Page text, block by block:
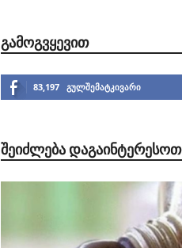
ᲒᲐᲛᲝᲒᲕᲧᲔᲕᲘᲗ
83,197 გულშემატკივარი
ᲨᲔᲘᲫᲚᲔᲑᲐ ᲓᲐᲒᲐᲘᲜᲢᲔᲠᲔᲡᲝᲗ